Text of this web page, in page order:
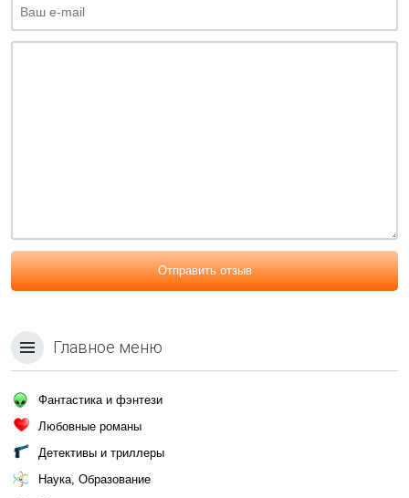
Отправить отзыв
Главное меню
Фантастика и фэнтези
Любовные романы
Детективы и триллеры
Наука, Образование